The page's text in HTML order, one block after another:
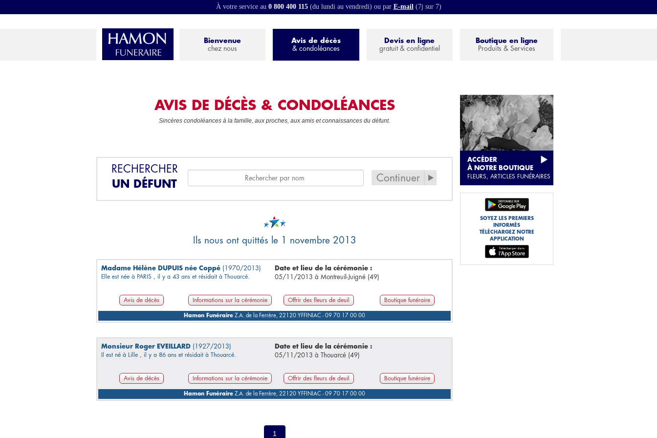
À votre service au 0 800 400 115(du lundi au vendredi) ou par E-mail(7j sur 7)
Bienvenue
chez nous
Avis de décès
& condoléances
Devis en ligne
gratuit & confidentiel
Boutique en ligne
Produits & Services
ACCÉDER
À NOTRE BOUTIQUE
FLEURS, ARTICLES FUNÉRAIRES
SOYEZ LES PREMIERS
INFORMÉS
TÉLÉCHARGEZ NOTRE
APPLICATION
AVIS DE DÉCÈS & CONDOLÉANCES
Sincères condoléances à la famille, aux proches, aux amis et connaissances du défunt.
RECHERCHER
UN DÉFUNT
Continuer
Ils nous ont quittés le 1 novembre 2013
Madame Hélène DUPUIS née Coppé (1970/2013)
Elle est née à PARIS , il y a 43 ans et résidait à Thouarcé.
Date et lieu de la cérémonie :
05/11/2013 à Montreuil-Juigné (49)
Avis de décès Informations sur la cérémonie Offrir des fleurs de deuil Boutique funéraire
Hamon Funéraire Z.A. de la Ferrère, 22120 YFFINIAC - 09 70 17 00 00
Monsieur Roger EVEILLARD (1927/2013)
Il est né à Lille , il y a 86 ans et résidait à Thouarcé.
Date et lieu de la cérémonie :
05/11/2013 à Thouarcé (49)
Avis de décès Informations sur la cérémonie Offrir des fleurs de deuil Boutique funéraire
Hamon Funéraire Z.A. de la Ferrère, 22120 YFFINIAC - 09 70 17 00 00
1